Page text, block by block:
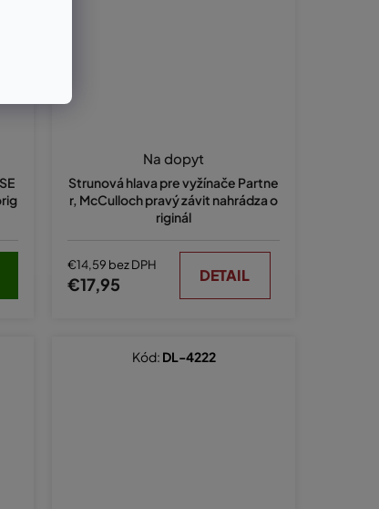
Strunová hlava pre vyžínače Partne
r, McCulloch pravý závit nahrádza o
riginál
Na dopyt
€14,59 bez DPH
€17,95 DETAIL
Kód: DL-4222